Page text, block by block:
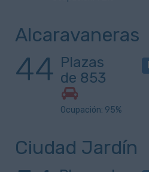
Alcaravaneras
44 Plazas
de 853
Ocupación: 95%
Ciudad Jardín